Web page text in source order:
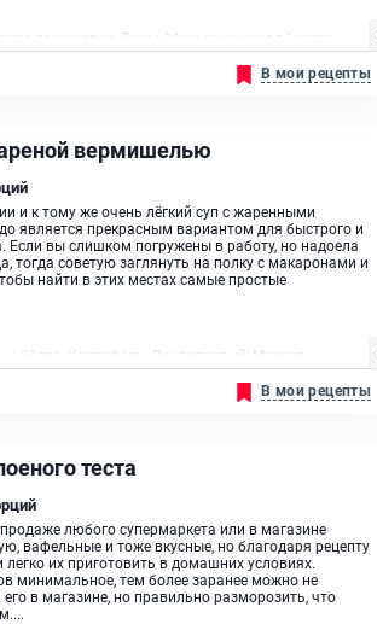
дрожжевое, Джем, Мука пшеничная I сорта
В мои рецепты
вермишелью
и к тому же очень лёгкий суп с жаренными
является прекрасным вариантом для быстрого и
Если вы слишком погружены в работу, но надоела
тогда советую заглянуть на полку с макаронами и
найти в этих местах самые простые
бёдра, Картофель, Лук репчатый, Морковь ,
В мои рецепты
теста
любого супермаркета или в магазине
вафельные и тоже вкусные, но благодаря рецепту
легко их приготовить в домашних условиях.
минимальное, тем более заранее можно не
его в магазине, но правильно разморозить, что